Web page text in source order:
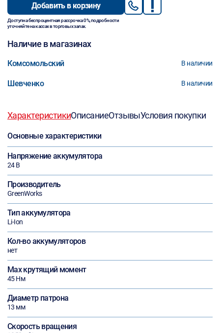
Добавить в корзину
Доступна беспроцентная рассрочка 0%, подробности
уточняйте на кассах в торговых залах.
Наличие в магазинах
Комсомольский В наличии
Шевченко В наличии
ХарактеристикиОписаниеОтзывыУсловия покупки
Основные характеристики
Напряжение аккумулятора
24 В
Производитель
GreenWorks
Тип аккумулятора
Li-Ion
Кол-во аккумуляторов
нет
Max крутящий момент
45 Нм
Диаметр патрона
13 мм
Скорость вращения